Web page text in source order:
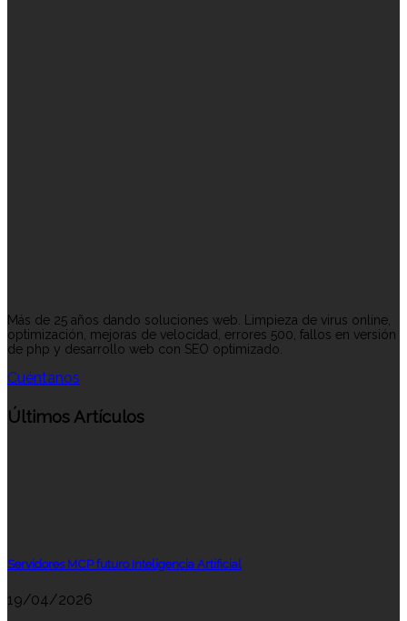
Más de 25 años dando soluciones web. Limpieza de virus online,
optimización, mejoras de velocidad, errores 500, fallos en versión
de php y desarrollo web con SEO optimizado.
Cuéntanos
Últimos Artículos
Servidores MCP futuro Inteligencia Artificial
19/04/2026